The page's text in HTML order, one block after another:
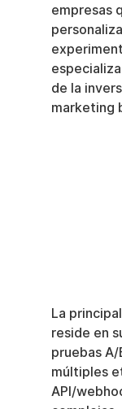
empresas
de la
marketing
La
reside en
pruebas
múltiples
API/